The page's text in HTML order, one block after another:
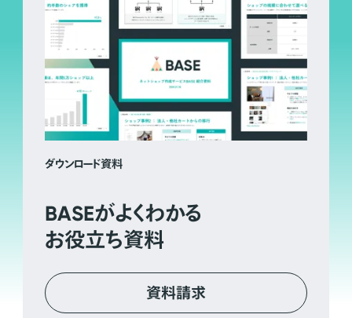
ダウンロード資料
BASEがよくわかる
お役立ち資料
資料請求